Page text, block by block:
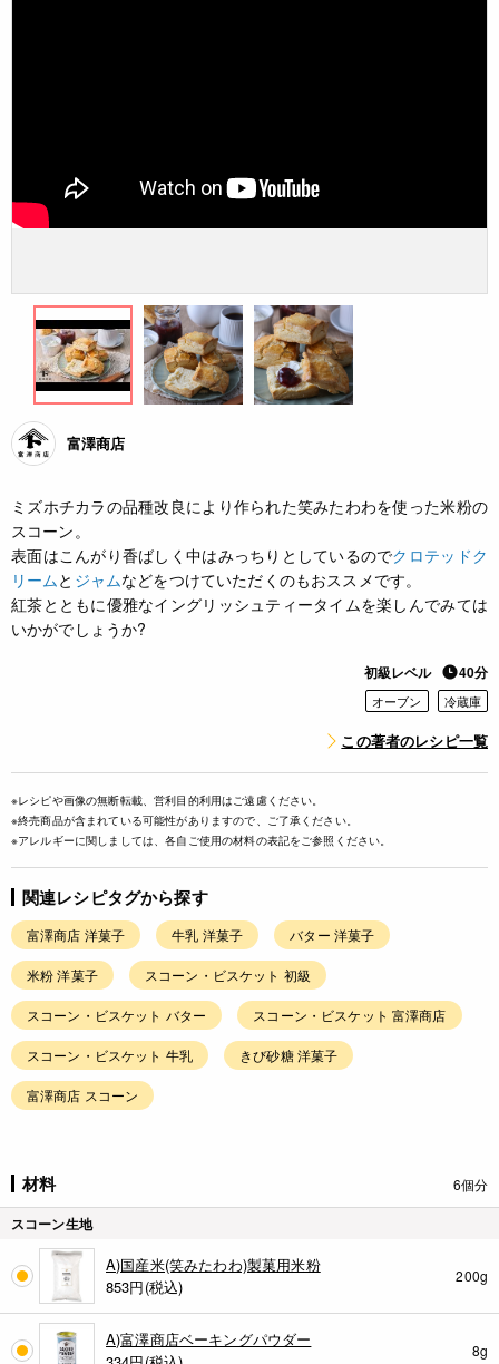
富澤商店
ミズホチカラの品種改良により作られた笑みたわわを使った米粉の
スコーン。
表面はこんがり香ばしく中はみっちりとしているのでクロテッドク
リームと ジャムなどをつけていただくのもおススメです。
紅茶とともに優雅なイングリッシュティータイムを楽しんでみては
いかがでしょうか?
初級レベル 40分
オーブン 冷蔵庫
この著者のレシピ一覧
※レシピや画像の無断転載、営利目的利用はご遠慮ください。
※終売商品が含まれている可能性がありますので、ご了承ください。
※アレルギーに関しましては、各自ご使用の材料の表記をご参照ください。
関連レシピタグから探す
富澤商店 洋菓子 牛乳 洋菓子 バター 洋菓子
米粉 洋菓子 スコーン・ビスケット 初級
スコーン・ビスケット バター スコーン・ビスケット 富澤商店
スコーン・ビスケット 牛乳 きび砂糖 洋菓子
富澤商店 スコーン
材料 6個分
スコーン生地
A)国産米(笑みたわわ)製菓用米粉
853円(税込)
200g
A)富澤商店ベーキングパウダー
8g